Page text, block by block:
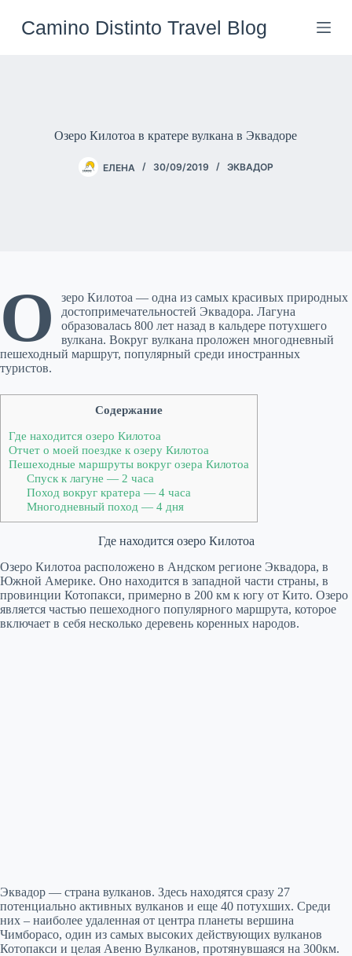
сутиCamino Distinto Travel Blog
Озеро Килотоа в кратере вулкана в Эквадоре
ЕЛЕНА 30/09/2019 ЭКВАДОР
О
зеро Килотоа — одна из самых красивых природных
достопримечательностей Эквадора. Лагуна
образовалась 800 лет назад в кальдере потухшего
вулкана. Вокруг вулкана проложен многодневный
пешеходный маршрут, популярный среди иностранных
туристов.
Содержание
Где находится озеро Килотоа
Отчет о моей поездке к озеру Килотоа
Пешеходные маршруты вокруг озера Килотоа
Спуск к лагуне — 2 часа
Поход вокруг кратера — 4 часа
Многодневный поход — 4 дня
Где находится озеро Килотоа
Озеро Килотоа расположено в Андском регионе Эквадора, в
Южной Америке. Оно находится в западной части страны, в
провинции Котопакси, примерно в 200 км к югу от Кито. Озеро
является частью пешеходного популярного маршрута, которое
включает в себя несколько деревень коренных народов.
Эквадор — страна вулканов. Здесь находятся сразу 27
потенциально активных вулканов и еще 40 потухших. Среди
них – наиболее удаленная от центра планеты вершина
Чимборасо, один из самых высоких действующих вулканов
Котопакси и целая Авеню Вулканов, протянувшаяся на 300км.